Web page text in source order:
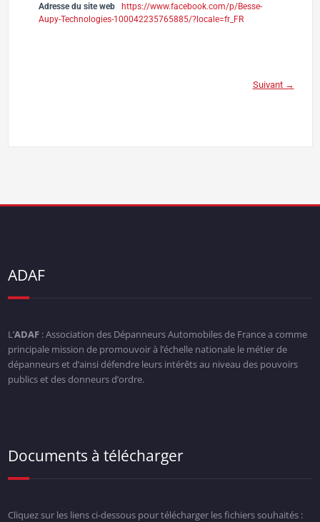
Adresse du site web
https://www.facebook.com/p/Besse-
Aupy-Technologies-100042235765885/?locale=fr_FR
Suivant →
ADAF
L’ADAF: Association des Dépanneurs Automobiles de France a comme
principale mission de promouvoir à l’échelle nationale le métier de
dépanneurs et d’ainsi défendre leurs intérêts au niveau des pouvoirs
publics et des donneurs d’ordre.
Documents à télécharger
Cliquez sur les liens ci-dessous pour télécharger les fichiers souhaités :